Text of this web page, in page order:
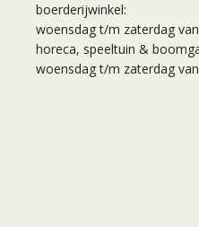
boerderijwinkel:
woensdag t/m zaterdag
horeca, speeltuin &
woensdag t/m zaterdag